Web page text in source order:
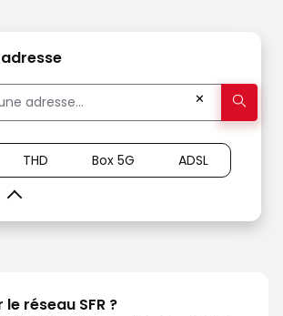
✕
THD Box 5G ADSL
réseau SFR ?